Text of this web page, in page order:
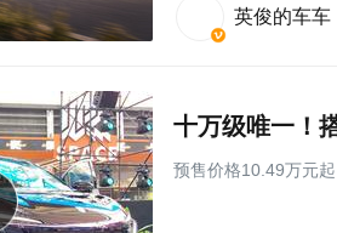
英俊的车车
预售价格10.49万元